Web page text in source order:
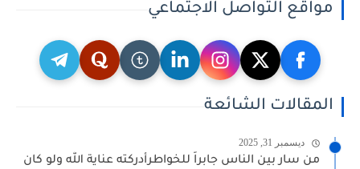
مواقع التواصل الاجتماعي
المقالات الشائعة
ديسمبر 31, 2025
من سار بين الناس جابراً للخواطرأدركته عناية الله ولو كان